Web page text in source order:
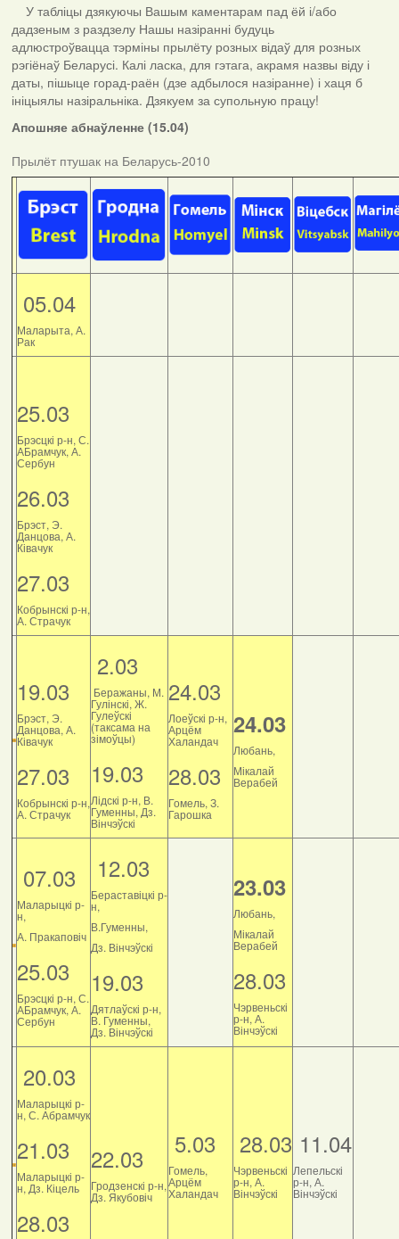
У табліцы дзякуючы Вашым каментарам пад ёй і/або
дадзеным з раздзелу Нашы назіранні будуць
адлюстроўвацца тэрміны прылёту розных відаў для розных
рэгіёнаў Беларусі. Калі ласка, для гэтага, акрамя назвы віду і
даты, пішыце горад-раён (дзе адбылося назіранне) і хаця б
ініцыялы назіральніка. Дзякуем за супольную працу!
Апошняе абнаўленне (15.04)
Прылёт птушак на Беларусь-2010
05.04
Маларыта, А.
Рак
25.03
Брэсцкі р-н, С.
АБрамчук, А.
Сербун
26.03
Брэст, Э.
Данцова, А.
Ківачук
27.03
Кобрынскі р-н,
А. Страчук
19.03
Брэст, Э.
Данцова, А.
Ківачук
27.03
Кобрынскі р-н,
А. Страчук
2.03
Беражаны, М.
Гулінскі, Ж.
Гулеўскі
(таксама на
зімоўцы)
19.03
Лідскі р-н, В.
Гуменны, Дз.
Вінчэўскі
24.03
Лоеўскі р-н,
Арцём
Халандач
28.03
Гомель, З.
Гарошка
24.03
Любань,
Мікалай
Верабей
07.03
Маларыцкі р-
н,
А. Пракаповіч
25.03
Брэсцкі р-н, С.
АБрамчук, А.
Сербун
12.03
Бераставіцкі р-
н,
В.Гуменны,
Дз. Вінчэўскі
19.03
Дятлаўскі р-н,
В. Гуменны,
Дз. Вінчэўскі
23.03
Любань,
Мікалай
Верабей
28.03
Чэрвеньскі
р-н, А.
Вінчэўскі
20.03
Маларыцкі р-
н, С. Абрамчук
21.03
Маларыцкі р-
н, Дз. Кіцель
28.03
22.03
Гродзенскі р-н,
Дз. Якубовіч
5.03
Гомель,
Арцём
Халандач
28.03
Чэрвеньскі
р-н, А.
Вінчэўскі
11.04
Лепельскі
р-н, А.
Вінчэўскі